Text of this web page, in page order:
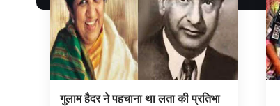
गुलाम हैदर ने पहचाना था लता की प्रतिभा